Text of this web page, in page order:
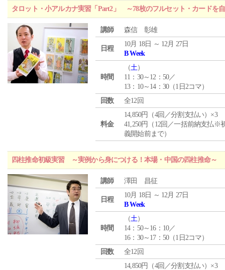
タロット・小アルカナ実習「Part2」 ～78枚のフルセット・カードを
講師 森信 彰雄
日程
10月 18日 ～ 12月 27日
B Week
時間
（土）
11：30～12：50／
13：10～14：30（1日2コマ）
回数
全12回
料金
14,850円（4回／分割支払い）×3
41,250円（12回／一括前納支払※
義開始前まで）
四柱推命初級実習 ～実例から身につける！本場・中国の四柱推命～
講師 澤田 昌征
日程
10月 18日 ～ 12月 27日
B Week
時間
（土）
14：50～16：10／
16：30～17：50（1日2コマ）
回数
全12回
14,850円（4回／分割支払い）×3